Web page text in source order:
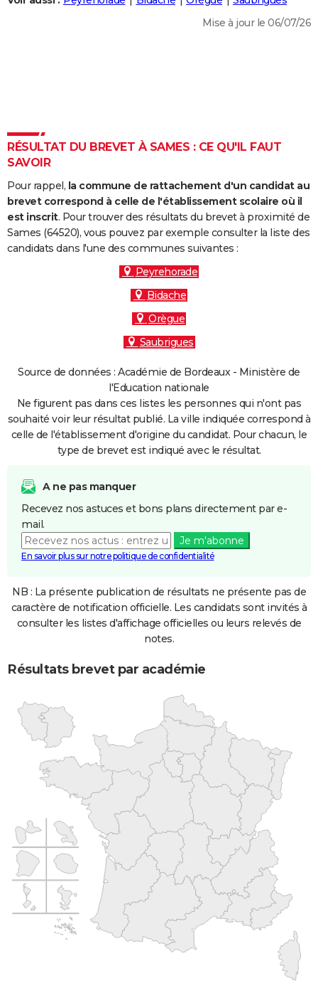
DICTIONNAIRE
Dictionnaire
Biographies
Citations
Expressions
Proverbes
PROGRAMME TV
COPAINS D'AVANT
S'inscrire
Se connecter
Lycées
Collèges
Primaires
Universités
Entreprises
Service militaire
Avis de recherche
AVIS DE DÉCÈS
FORUM
Mise à jour le 06/07/26
RÉSULTAT DU BREVET À SAMES : CE QU'IL FAUT
SAVOIR
Pour rappel, la commune de rattachement d'un candidat au
brevet correspond à celle de l'établissement scolaire où il
est inscrit. Pour trouver des résultats du brevet à proximité de
Sames (64520), vous pouvez par exemple consulter la liste des
candidats dans l'une des communes suivantes :
Peyrehorade
Bidache
Orègue
Saubrigues
Source de données : Académie de Bordeaux - Ministère de
l'Education nationale
Ne figurent pas dans ces listes les personnes qui n'ont pas
souhaité voir leur résultat publié. La ville indiquée correspond à
celle de l'établissement d'origine du candidat. Pour chacun, le
type de brevet est indiqué avec le résultat.
A ne pas manquer
Recevez nos astuces et bons plans directement par e-
mail.
Je m'abonne
En savoir plus sur notre politique de confidentialité
NB : La présente publication de résultats ne présente pas de
caractère de notification officielle. Les candidats sont invités à
consulter les listes d'affichage officielles ou leurs relevés de
notes.
Résultats brevet par académie